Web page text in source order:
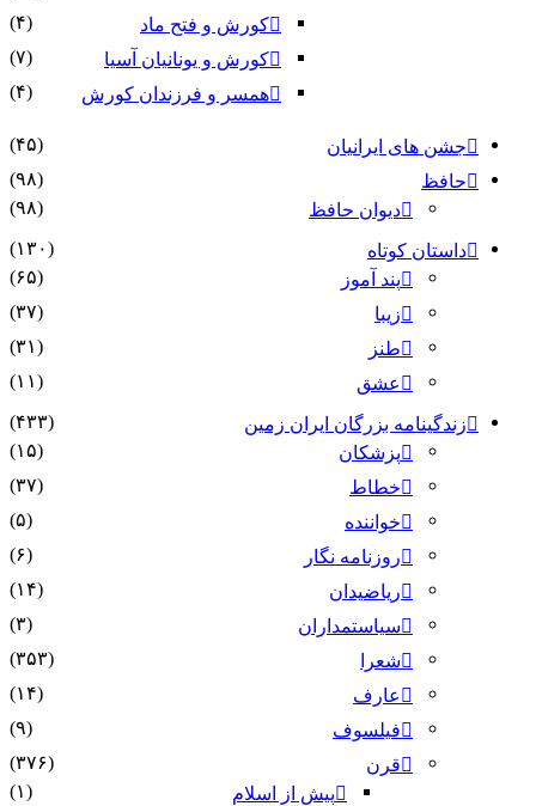
کورش و فتح ماد
(۴)
کورش و یونانیان آسیا
(۷)
همسر و فرزندان کورش
(۴)
جشن های ایرانیان
(۴۵)
حافظ
(۹۸)
دیوان حافظ
(۹۸)
داستان کوتاه
(۱۳۰)
پند آموز
(۶۵)
زیبا
(۳۷)
طنز
(۳۱)
عشق
(۱۱)
زندگینامه بزرگان ایران زمین
(۴۳۳)
پزشکان
(۱۵)
خطاط
(۳۷)
خواننده
(۵)
روزنامه نگار
(۶)
ریاضیدان
(۱۴)
سیاستمداران
(۳)
شعرا
(۳۵۳)
عارف
(۱۴)
فیلسوف
(۹)
قرن
(۳۷۶)
پیش از اسلام
(۱)